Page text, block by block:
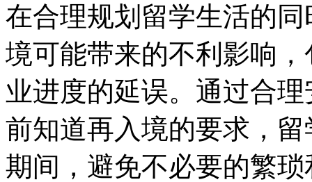
在合理规划留学生活的
境可能带来的不利影响
业进度的延误。通过合
前知道再入境的要求，
期间，避免不必要的繁